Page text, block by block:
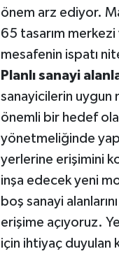
önem arz ediyor.
65 tasarım
mesafenin ispatı
Planlı sanayi
sanayicilerin uygun
önemli bir hedef
yönetmeliğinde
yerlerine erişimini
inşa edecek yeni
boş sanayi
erişime açıyoruz.
için ihtiyaç duyulan